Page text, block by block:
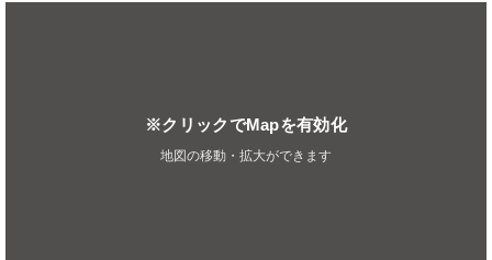
※クリックでMapを有効化
地図の移動・拡大ができます